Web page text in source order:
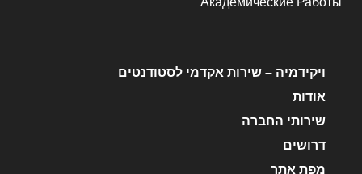
ויקידמיה – שירות אקדמי לסטודנטים
אודות
שירותי החברה
דרושים
מפת אתר